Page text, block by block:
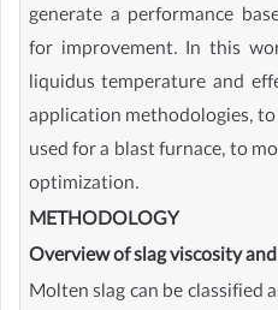
generate a performance
for improvement. In this
liquidus temperature and
application methodologies,
used for a blast furnace, to
optimization.
METHODOLOGY
Overview of slag viscosity
Molten slag can be